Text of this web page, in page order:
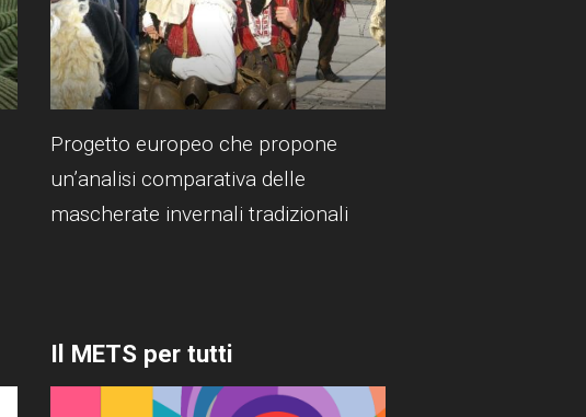
Progetto europeo che propone
un’analisi comparativa delle
mascherate invernali tradizionali
Il METS per tutti